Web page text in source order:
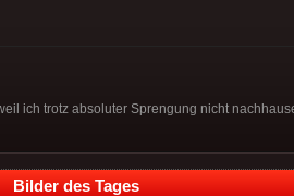
ich trotz absoluter Sprengung nicht
Bilder des Tages